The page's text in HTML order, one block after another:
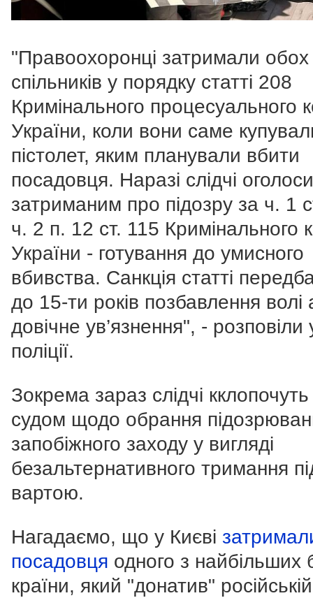
"Правоохоронці затримали обох
спільників у порядку статті 208
Кримінального процесуального
України, коли вони саме
пістолет, яким планували вбити
посадовця. Наразі слідчі
затриманим про підозру за ч. 1
ч. 2 п. 12 ст. 115 Кримінального
України - готування до умисного
вбивства. Санкція статті
до 15-ти років позбавлення волі
довічне ув’язнення", - розповіли
поліції.
Зокрема зараз слідчі
судом щодо обрання
запобіжного заходу у вигляді
безальтернативного тримання
вартою.
Нагадаємо, що у Києві
посадовця одного з найбільших
країни, який "донатив"